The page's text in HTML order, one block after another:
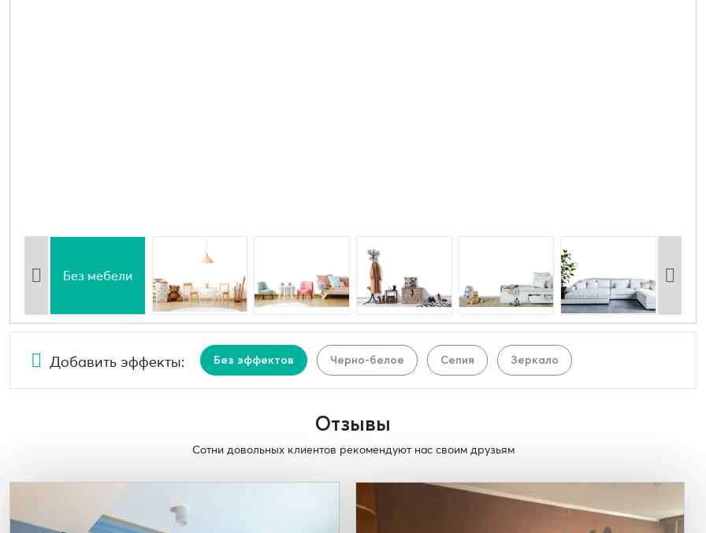
Без мебели
Добавить эффекты: Без эффектов Черно-белое Сепия Зеркало
Отзывы
Сотни довольных клиентов рекомендуют нас своим друзьям